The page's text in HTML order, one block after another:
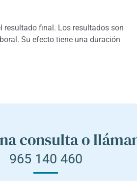
resultado final. Los resultados son
Su efecto tiene una duración
consulta o
965 140 460